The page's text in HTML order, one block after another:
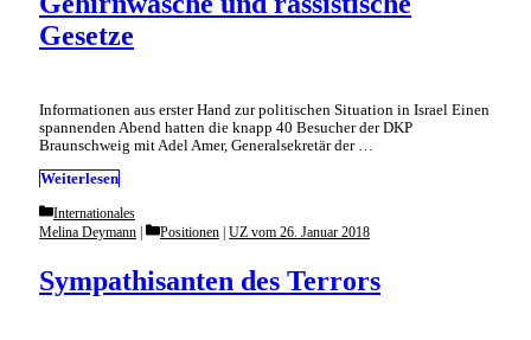
Gesetze
Informationen aus erster Hand zur politischen Situation in Israel Einen
spannenden Abend hatten die knapp 40 Besucher der DKP
Braunschweig mit Adel Amer, Generalsekretär der …
Weiterlesen
Categories
Internationales
Sympathisanten des Terrors
Melina Deymann Categories
Positionen UZ vom 26. Januar 2018